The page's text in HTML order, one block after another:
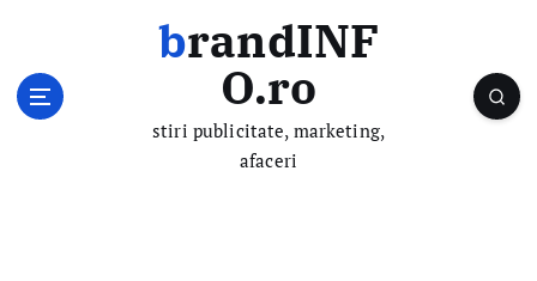
brandINF
O.ro
stiri publicitate, marketing,
afaceri